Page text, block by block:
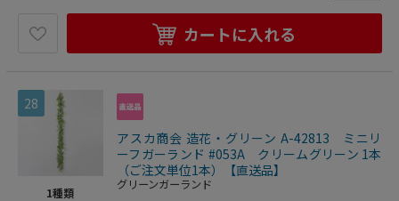
カートに入れる
28
1種類
アスカ商会 造花・グリーン A-42813 ミニリ
ーフガーランド #053A クリームグリーン 1本
（ご注文単位1本）【直送品】
グリーンガーランド